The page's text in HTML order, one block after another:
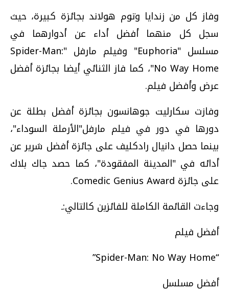
وفاز كل من زندايا وتوم هولاند بجائزة كبيرة، حيث
سجل كل منهما أفضل أداء عن أدوارهما في
مسلسل "Euphoria" وفيلم مارفل "Spider-Man:
No Way Home"، كما فاز الثنائي أيضا بجائزة أفضل
عرض وأفضل فيلم.
وفازت سكارليت جوهانسون بجائزة أفضل بطلة عن
دورها في دور في فيلم مارفل"الأرملة السوداء"،
بينما حصل دانيال رادكليف على جائزة أفضل شرير عن
أدائه في "المدينة المفقودة"، كما حصد جاك بلاك
على جائزة Comedic Genius Award.
وجاءت القائمة الكاملة للفائزين كالتالي:ـ
أفضل فيلم
“Spider-Man: No Way Home”
أفضل مسلسل